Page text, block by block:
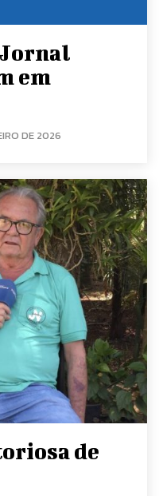
em
DE 2026
de